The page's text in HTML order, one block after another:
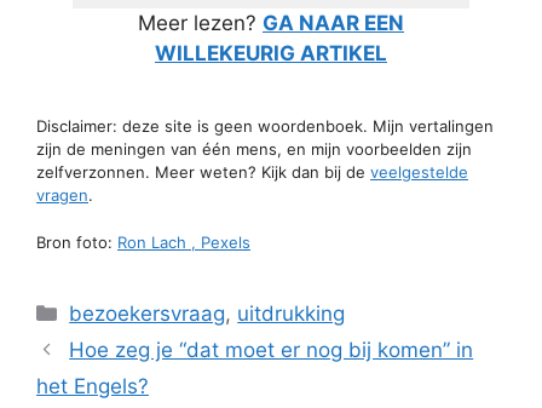
Meer lezen? GA NAAR EEN
WILLEKEURIG ARTIKEL
Disclaimer: deze site is geen woordenboek. Mijn vertalingen
zijn de meningen van één mens, en mijn voorbeelden zijn
zelfverzonnen. Meer weten? Kijk dan bij de veelgestelde
vragen.
Bron foto: Ron Lach , Pexels
Categorieën
bezoekersvraag, uitdrukking
Hoe zeg je “dat moet er nog bij komen” in
het Engels?